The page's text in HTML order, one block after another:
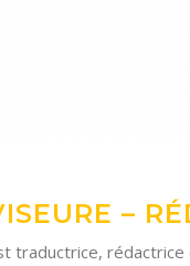
–
traductrice,